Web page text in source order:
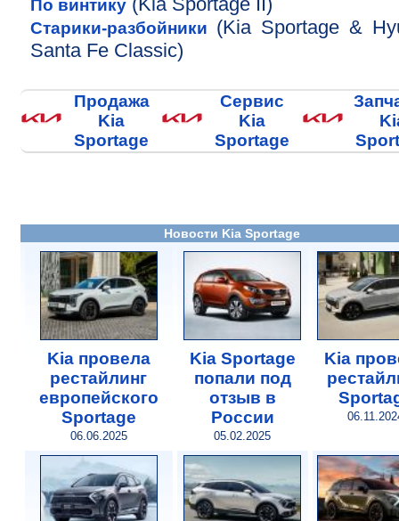
По винтику
Старики-разбойники (Kia Sportage &
Santa Fe Classic)
Продажа
Kia
Sportage
Сервис
Kia
Sportage
Новости Kia Sportage
Kia провела
рестайлинг
европейского
Sportage
06.06.2025
Kia Sportage
попали под
отзыв в
России
05.02.2025
Kia